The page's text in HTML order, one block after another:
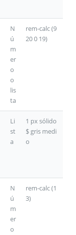
N
ú
m
er
o
o
lis
ta
rem-calc (9
20 0 19)
Li
st
a
1 px sólido
$ gris medi
o
N
ú
m
er
o
rem-calc (1
3)